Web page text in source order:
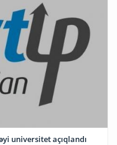
universitet açıqlandı